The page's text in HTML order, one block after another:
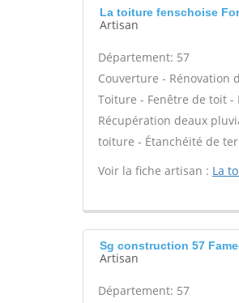
La toiture fenschoise
Artisan
Département: 57
Couverture - Rénovation
Toiture - Fenêtre de toit -
Récupération deaux
toiture - Étanchéité de
Voir la fiche artisan : La
Sg construction 57
Artisan
Département: 57